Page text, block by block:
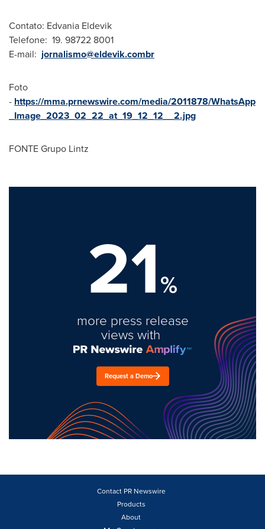
Contato: Edvania Eldevik
Telefone: 19. 98722 8001
E-mail: jornalismo@eldevik.combr
Foto
- https://mma.prnewswire.com/media/2011878/WhatsApp
_Image_2023_02_22_at_19_12_12__2.jpg
FONTE Grupo Lintz
21%
more press release
views with
Request a Demo
Contact PR Newswire
Products
About